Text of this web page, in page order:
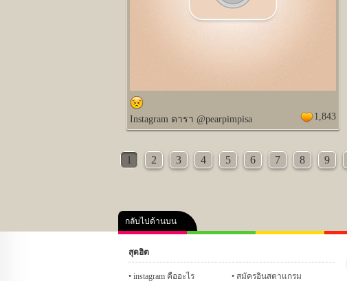
Instagram ดารา @pearpimpisa 1,843
1 2 3 4 5 6 7 8 9
กลับไปด้านบน
คลิป ภาพ ปฏิทิน 2556
สุดฮิต
instagram คืออะไร สมัครอินสตาแกรม